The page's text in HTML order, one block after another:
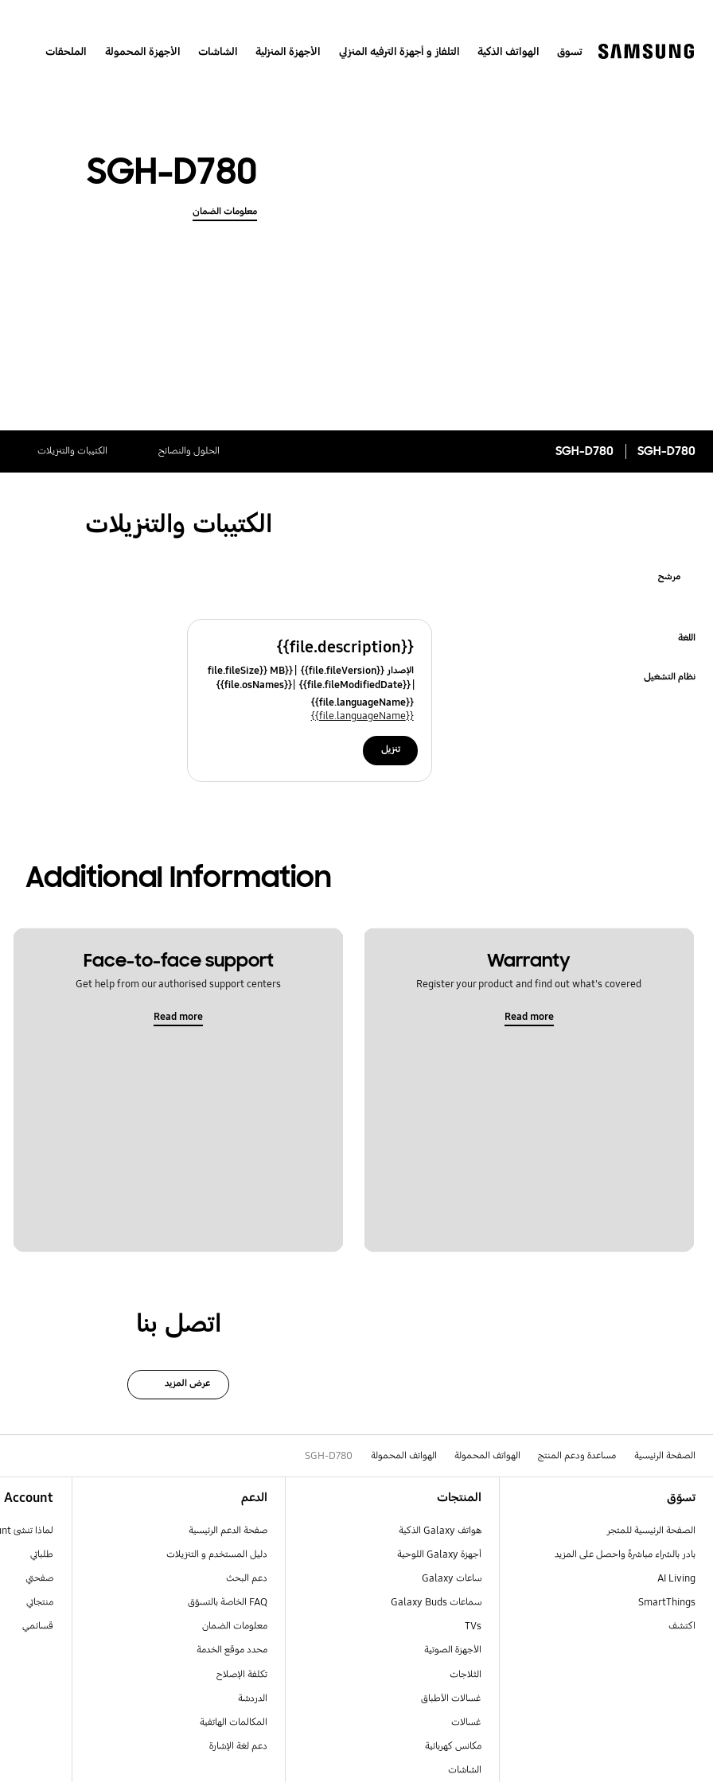
تسوق الهواتف الذكية التلفاز و أجهزة الترفيه المنزلي الأجهزة المنزلية الشاشات الأجهزة المحمولة الملحقات
SGH-D780
معلومات الضمان
SGH-D780
SGH-D780 الحلول والنصائح الكتيبات والتنزيلات
الكتيبات والتنزيلات
مرشح
اللغة
نظام التشغيل
{{file.description}}
الإصدار {{file.fileVersion}}
{{file.fileSize}} MB
{{file.fileModifiedDate}}
{{file.osNames}}
{{file.languageName}}
{{file.languageName}}
تنزيل
Additional Information
Warranty
Register your product and find out what's covered
Read more
Face-to-face support
Get help from our authorised support centers
Read more
اتصل بنا
عرض المزيد
الصفحة الرئيسية مساعدة ودعم المنتج الهواتف المحمولة الهواتف المحمولة SGH-D780
تسوّق
الصفحة الرئيسية للمتجر
بادر بالشراء مباشرةً واحصل على المزيد
AI Living
SmartThings
اكتشف
المنتجات
هواتف Galaxy الذكية
أجهزة Galaxy اللوحية
ساعات Galaxy
سماعات Galaxy Buds
TVs
الأجهزة الصوتية
الثلاجات
غسالات الأطباق
غسالات
مكانس كهربائية
الشاشات
الدعم
صفحة الدعم الرئيسية
دليل المستخدم و التنزيلات
دعم البحث
FAQ الخاصة بالتسوّق
معلومات الضمان
محدد موقع الخدمة
تكلفة الإصلاح
الدردشة
المكالمات الهاتفية
دعم لغة الإشارة
Account
لماذا تنشئ Samsung Account
طلباتي
صفحتي
منتجاتي
قسائمي